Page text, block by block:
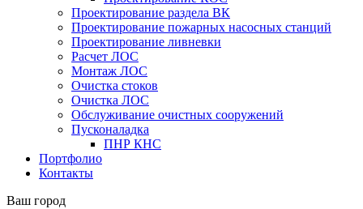
Проектирование раздела ВК
Проектирование пожарных насосных станций
Проектирование ливневки
Расчет ЛОС
Монтаж ЛОС
Очистка стоков
Очистка ЛОС
Обслуживание очистных сооружений
Пусконаладка
ПНР КНС
Портфолио
Контакты
Ваш город